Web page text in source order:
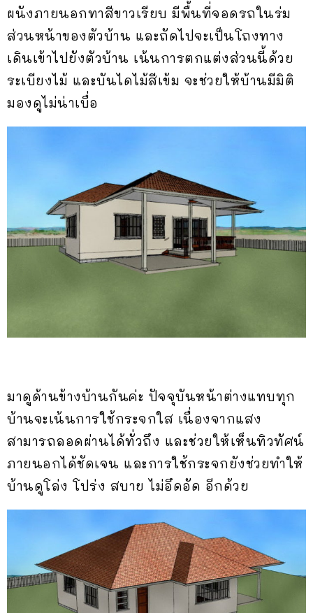
ผนังภายนอกทาสีขาวเรียบ มีพื้นที่จอดรถในร่ม
ส่วนหน้าของตัวบ้าน และถัดไปจะเป็นโถงทาง
เดินเข้าไปยังตัวบ้าน เน้นการตกแต่งส่วนนี้ด้วย
ระเบียงไม้ และบันไดไม้สีเข้ม จะช่วยให้บ้านมีมิติ
มองดูไม่น่าเบื่อ
มาดูด้านข้างบ้านกันค่ะ ปัจจุบันหน้าต่างแทบทุก
บ้านจะเน้นการใช้กระจกใส เนื่องจากแสง
สามารถลอดผ่านได้ทั่วถึง และช่วยให้เห็นทิวทัศน์
ภายนอกได้ชัดเจน และการใช้กระจกยังช่วยทำให้
บ้านดูโล่ง โปร่ง สบาย ไม่อึดอัด อีกด้วย